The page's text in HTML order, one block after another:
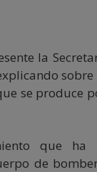
la
se produce
que ha
de